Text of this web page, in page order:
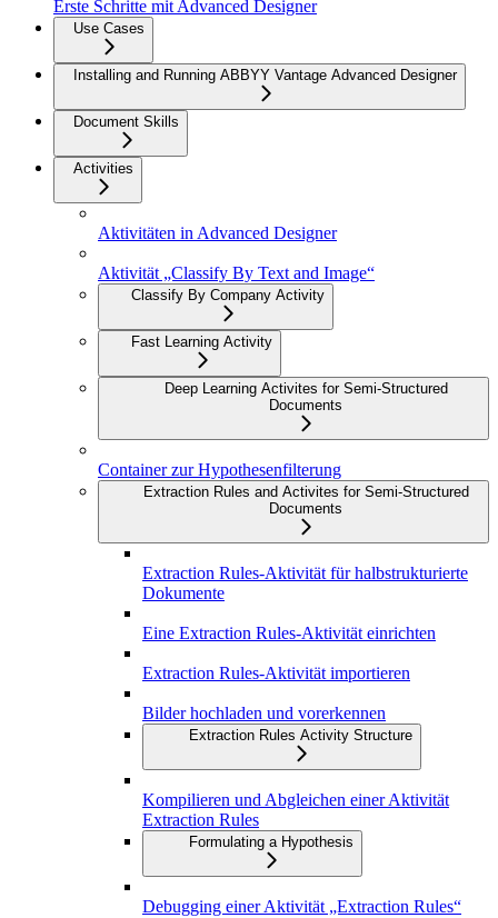
Erste Schritte mit Advanced Designer
Use Cases
Installing and Running ABBYY Vantage Advanced Designer
Document Skills
Activities
Aktivitäten in Advanced Designer
Aktivität „Classify By Text and Image“
Classify By Company Activity
Fast Learning Activity
Deep Learning Activites for Semi-Structured
Documents
Container zur Hypothesenfilterung
Extraction Rules and Activites for Semi-Structured
Documents
Extraction Rules-Aktivität für halbstrukturierte
Dokumente
Eine Extraction Rules-Aktivität einrichten
Extraction Rules-Aktivität importieren
Bilder hochladen und vorerkennen
Extraction Rules Activity Structure
Kompilieren und Abgleichen einer Aktivität
Extraction Rules
Formulating a Hypothesis
Debugging einer Aktivität „Extraction Rules“